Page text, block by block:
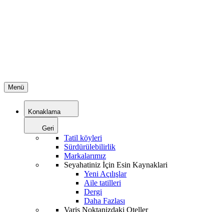
Menü
Konaklama
Geri
Tatil köyleri
Sürdürülebilirlik
Markalarımız
Seyahatiniz İçin Esin Kaynaklari
Yeni Açılışlar
Aile tatilleri
Dergi
Daha Fazlası
Variş Noktanizdaki Oteller